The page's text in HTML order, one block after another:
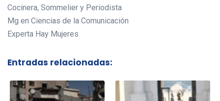
Cocinera, Sommelier y Periodista
Mg en Ciencias de la Comunicación
Experta Hay Mujeres
Entradas relacionadas: